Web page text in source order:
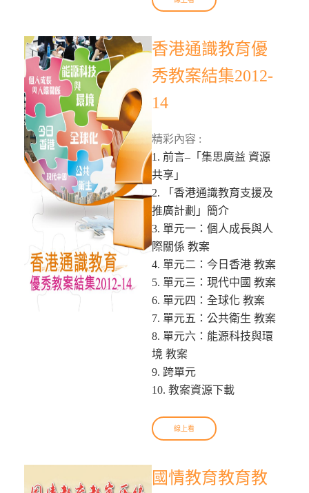
香港通識教育優
秀教案結集2012-
14
精彩內容 :
1. 前言–「集思廣益 資源
共享」
2. 「香港通識教育支援及
推廣計劃」簡介
3. 單元一：個人成長與人
際關係 教案
4. 單元二：今日香港 教案
5. 單元三：現代中國 教案
6. 單元四：全球化 教案
7. 單元五：公共衛生 教案
8. 單元六：能源科技與環
境 教案
9. 跨單元
10. 教案資源下載
線上看
國情教育教育教